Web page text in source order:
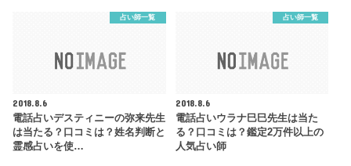
占い師一覧
2018.8.6
電話占いデスティニーの弥来先生
は当たる？口コミは？姓名判断と
霊感占いを使…
占い師一覧
2018.8.6
電話占いウラナ巳巳先生は当た
る？口コミは？鑑定2万件以上の
人気占い師